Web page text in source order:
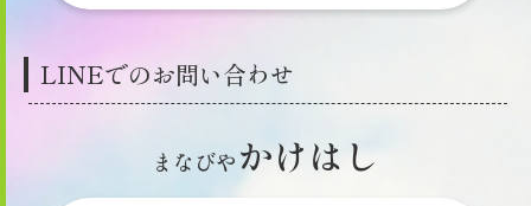
LINEでのお問い合わせ
まなびやかけはし